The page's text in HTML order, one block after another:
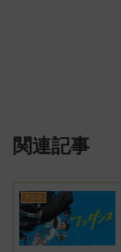
関連記事
アニメ